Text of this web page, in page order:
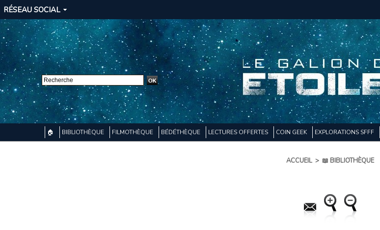
RÉSEAU SOCIAL
🏠 BIBLIOTHÈQUE FILMOTHÈQUE BÉDÉTHÈQUE LECTURES OFFERTES COIN GEEK EXPLORATIONS SFFF
ACCUEIL > 📖 BIBLIOTHÈQUE